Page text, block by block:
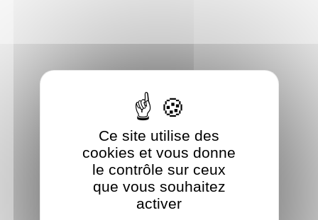
Ce site utilise des
cookies et vous donne
le contrôle sur ceux
que vous souhaitez
activer